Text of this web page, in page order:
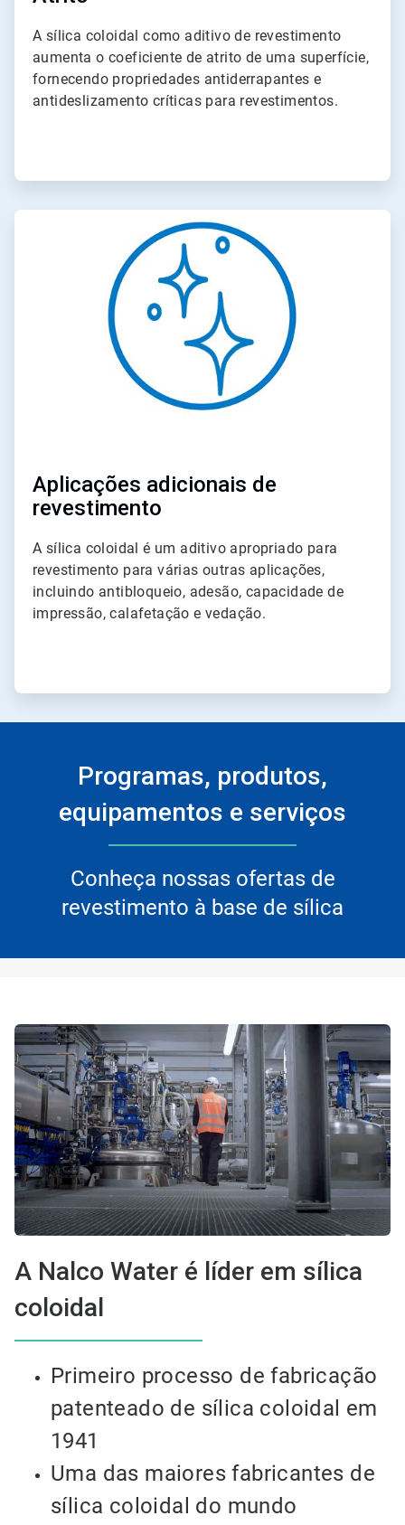
A sílica coloidal como aditivo de revestimento
aumenta o coeficiente de atrito de uma superfície,
fornecendo propriedades antiderrapantes e
antideslizamento críticas para revestimentos.
ArticleTile
Aplicações adicionais de
revestimento
A sílica coloidal é um aditivo apropriado para
revestimento para várias outras aplicações,
incluindo antibloqueio, adesão, capacidade de
impressão, calafetação e vedação.
Programas, produtos,
equipamentos e serviços
Conheça nossas ofertas de
revestimento à base de sílica
A Nalco Water é líder em sílica
coloidal
Primeiro processo de fabricação
patenteado de sílica coloidal em
1941
Uma das maiores fabricantes de
sílica coloidal do mundo